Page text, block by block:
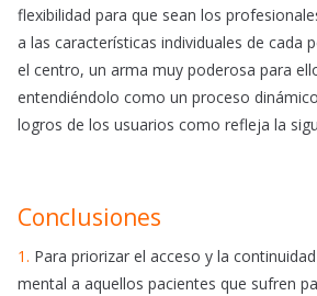
flexibilidad para que sean los
a las características individuales de cada
el centro, un arma muy poderosa para
entendiéndolo como un proceso
logros de los usuarios como refleja la
Conclusiones
1. Para priorizar el acceso y la
mental a aquellos pacientes que sufren